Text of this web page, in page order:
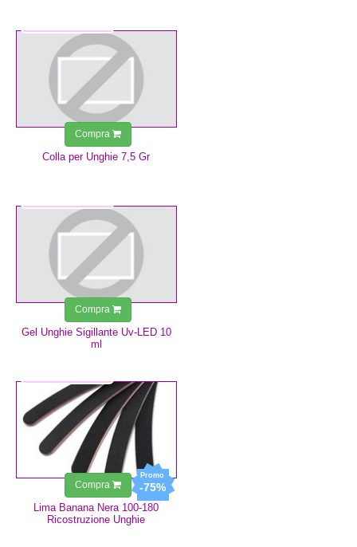
Colla per Unghie 7,5 Gr
Compra
Gel Unghie Sigillante Uv-LED 10
ml
Compra
-75%
Lima Banana Nera 100-180
Ricostruzione Unghie
Compra